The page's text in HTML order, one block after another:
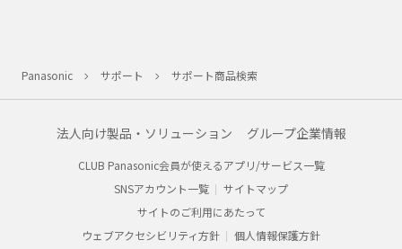
Panasonic サポート サポート商品検索
法人向け製品・ソリューション グループ企業情報
CLUB Panasonic会員が使えるアプリ/サービス一覧
SNSアカウント一覧
サイトマップ
サイトのご利用にあたって
ウェブアクセシビリティ方針
個人情報保護方針